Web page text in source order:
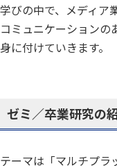
学びの中で、メディア
コミュニケーションの
身に付けていきます。
ゼミ／卒業研究の
テーマは「マルチプラ